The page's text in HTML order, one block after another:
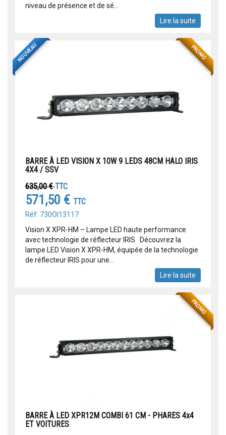
niveau de présence et de sé...
Lire la suite
PROMO
NOUVEAU
BARRE À LED VISION X 10W 9 LEDS 48CM HALO IRIS
4X4 / SSV
635,00 €TTC
571,50 € TTC
Réf: 730OI13117
Vision X XPR-HM – Lampe LED haute performance
avec technologie de réflecteur IRIS Découvrez la
lampe LED Vision X XPR-HM, équipée de la technologie
de réflecteur IRIS pour une...
Lire la suite
PROMO
BARRE À LED XPR12M COMBI 61 CM - PHARES 4x4
ET VOITURES